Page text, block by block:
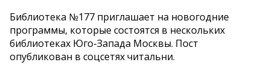
Библиотека №177 приглашает на новогодние
программы, которые состоятся в нескольких
библиотеках Юго-Запада Москвы. Пост
опубликован в соцсетях читальни.